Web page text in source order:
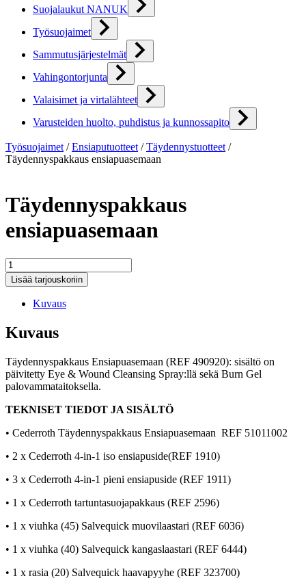
Suojalaukut NANUK
Työsuojaimet
Sammutusjärjestelmät
Vahingontorjunta
Valaisimet ja virtalähteet
Varusteiden huolto, puhdistus ja kunnossapito
Työsuojaimet /Ensiaputuotteet /Täydennystuotteet /
Täydennyspakkaus ensiapuasemaan
Täydennyspakkaus
ensiapuasemaan
Täydennyspakkaus
ensiapuasemaan
määrä
Lisää tarjouskoriin
Kuvaus
Kuvaus
Täydennyspakkaus Ensiapuasemaan (REF 490920): sisältö on
päivitetty Eye & Wound Cleansing Spray:llä sekä Burn Gel
palovammataitoksella.
TEKNISET TIEDOT JA SISÄLTÖ
• Cederroth Täydennyspakkaus Ensiapuasemaan REF 51011002
• 2 x Cederroth 4-in-1 iso ensiapuside(REF 1910)
• 3 x Cederroth 4-in-1 pieni ensiapuside (REF 1911)
• 1 x Cederroth tartuntasuojapakkaus (REF 2596)
• 1 x viuhka (45) Salvequick muovilaastari (REF 6036)
• 1 x viuhka (40) Salvequick kangaslaastari (REF 6444)
• 1 x rasia (20) Salvequick haavapyyhe (REF 323700)